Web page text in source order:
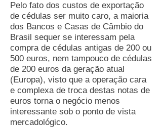
Pelo fato dos custos de exportação
de cédulas ser muito caro, a maioria
dos Bancos e Casas de Câmbio do
Brasil sequer se interessam pela
compra de cédulas antigas de 200 ou
500 euros, nem tampouco de cédulas
de 200 euros da geração atual
(Europa), visto que a operação cara
e complexa de troca destas notas de
euros torna o negócio menos
interessante sob o ponto de vista
mercadológico.